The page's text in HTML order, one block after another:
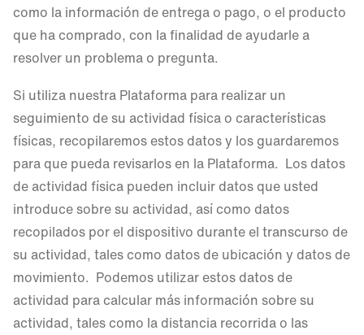
como la información de entrega o pago, o el producto
que ha comprado, con la finalidad de ayudarle a
resolver un problema o pregunta.
Si utiliza nuestra Plataforma para realizar un
seguimiento de su actividad física o características
físicas, recopilaremos estos datos y los guardaremos
para que pueda revisarlos en la Plataforma. Los datos
de actividad física pueden incluir datos que usted
introduce sobre su actividad, así como datos
recopilados por el dispositivo durante el transcurso de
su actividad, tales como datos de ubicación y datos de
movimiento. Podemos utilizar estos datos de
actividad para calcular más información sobre su
actividad, tales como la distancia recorrida o las